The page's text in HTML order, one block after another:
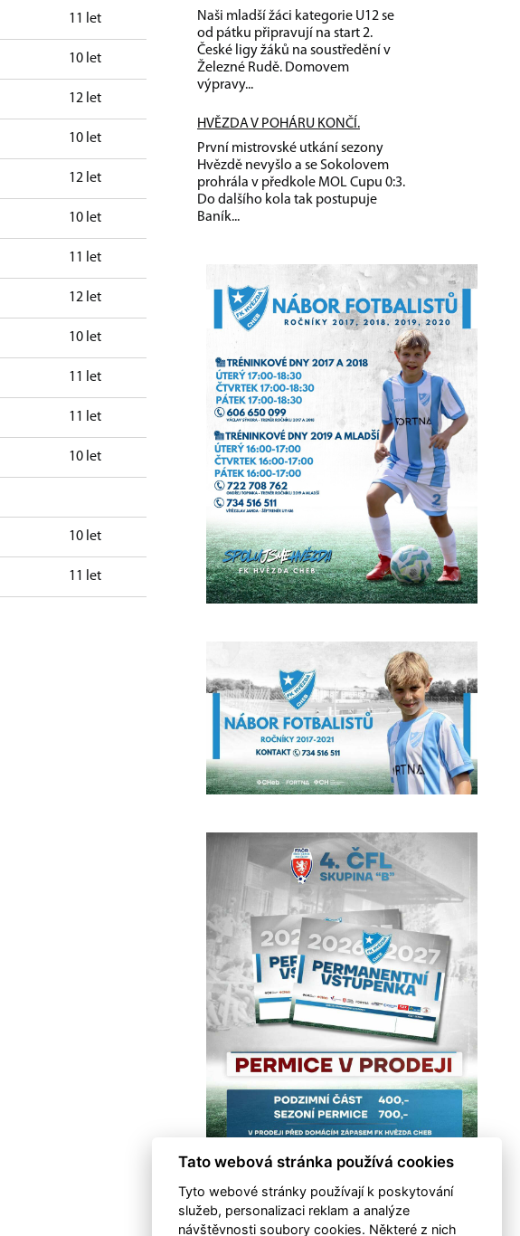
11 let
10 let
12 let
10 let
12 let
10 let
11 let
12 let
10 let
11 let
11 let
10 let
10 let
11 let
Naši mladší žáci kategorie U12 se
od pátku připravují na start 2.
České ligy žáků na soustředění v
Železné Rudě. Domovem
výpravy...
HVĚZDA V POHÁRU KONČÍ.
První mistrovské utkání sezony
Hvězdě nevyšlo a se Sokolovem
prohrála v předkole MOL Cupu 0:3.
Do dalšího kola tak postupuje
Baník...
Tato webová stránka používá cookies
Tyto webové stránky používají k poskytování
služeb, personalizaci reklam a analýze
návštěvnosti soubory cookies. Některé z nich